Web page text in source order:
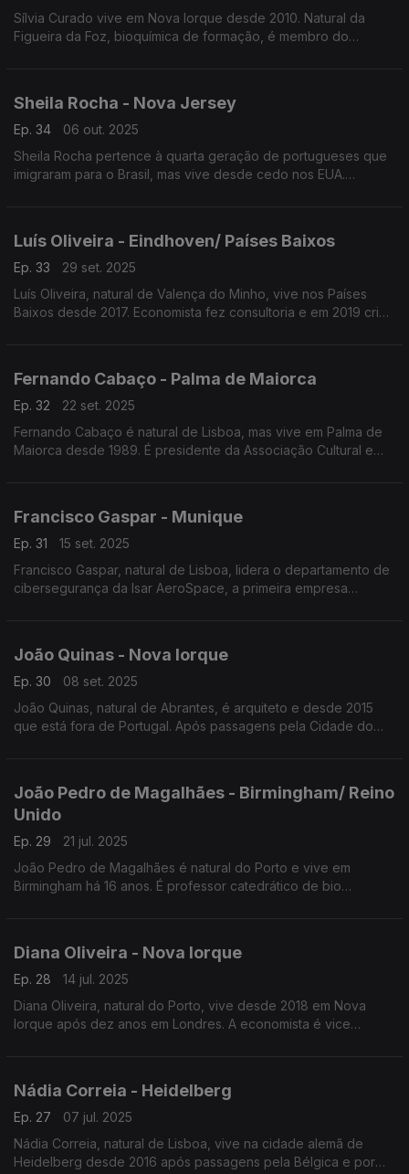
Sílvia Curado vive em Nova Iorque desde 2010. Natural da
Figueira da Foz, bioquímica de formação, é membro do
Sheila Rocha - Nova Jersey
Ep. 34
06 out. 2025
Sheila Rocha pertence à quarta geração de portugueses que
imigraram para o Brasil, mas vive desde cedo nos EUA.
Luís Oliveira - Eindhoven/ Países Baixos
Ep. 33
29 set. 2025
Luís Oliveira, natural de Valença do Minho, vive nos Países
Baixos desde 2017. Economista fez consultoria e em 2019 criou
Fernando Cabaço - Palma de Maiorca
Ep. 32
22 set. 2025
Fernando Cabaço é natural de Lisboa, mas vive em Palma de
Maiorca desde 1989. É presidente da Associação Cultural e
Francisco Gaspar - Munique
Ep. 31
15 set. 2025
Francisco Gaspar, natural de Lisboa, lidera o departamento de
cibersegurança da Isar AeroSpace, a primeira empresa
João Quinas - Nova Iorque
Ep. 30
08 set. 2025
João Quinas, natural de Abrantes, é arquiteto e desde 2015
que está fora de Portugal. Após passagens pela Cidade do
João Pedro de Magalhães - Birmingham/ Reino
Unido
Ep. 29
21 jul. 2025
João Pedro de Magalhães é natural do Porto e vive em
Birmingham há 16 anos. É professor catedrático de bio
Diana Oliveira - Nova Iorque
Ep. 28
14 jul. 2025
Diana Oliveira, natural do Porto, vive desde 2018 em Nova
Iorque após dez anos em Londres. A economista é vice
Nádia Correia - Heidelberg
Ep. 27
07 jul. 2025
Nádia Correia, natural de Lisboa, vive na cidade alemã de
Heidelberg desde 2016 após passagens pela Bélgica e por